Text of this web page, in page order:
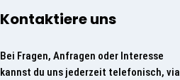
Kontaktiere uns
Bei Fragen, Anfragen oder Interesse
kannst du uns jederzeit telefonisch, via